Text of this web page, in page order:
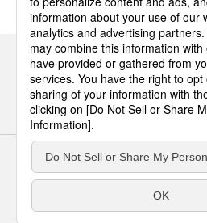
Panasonicの住まい・くら
サイトのご利用にあたって
個人情報保護方針
パナソ
Area/
パナソニック ハウジングソリ